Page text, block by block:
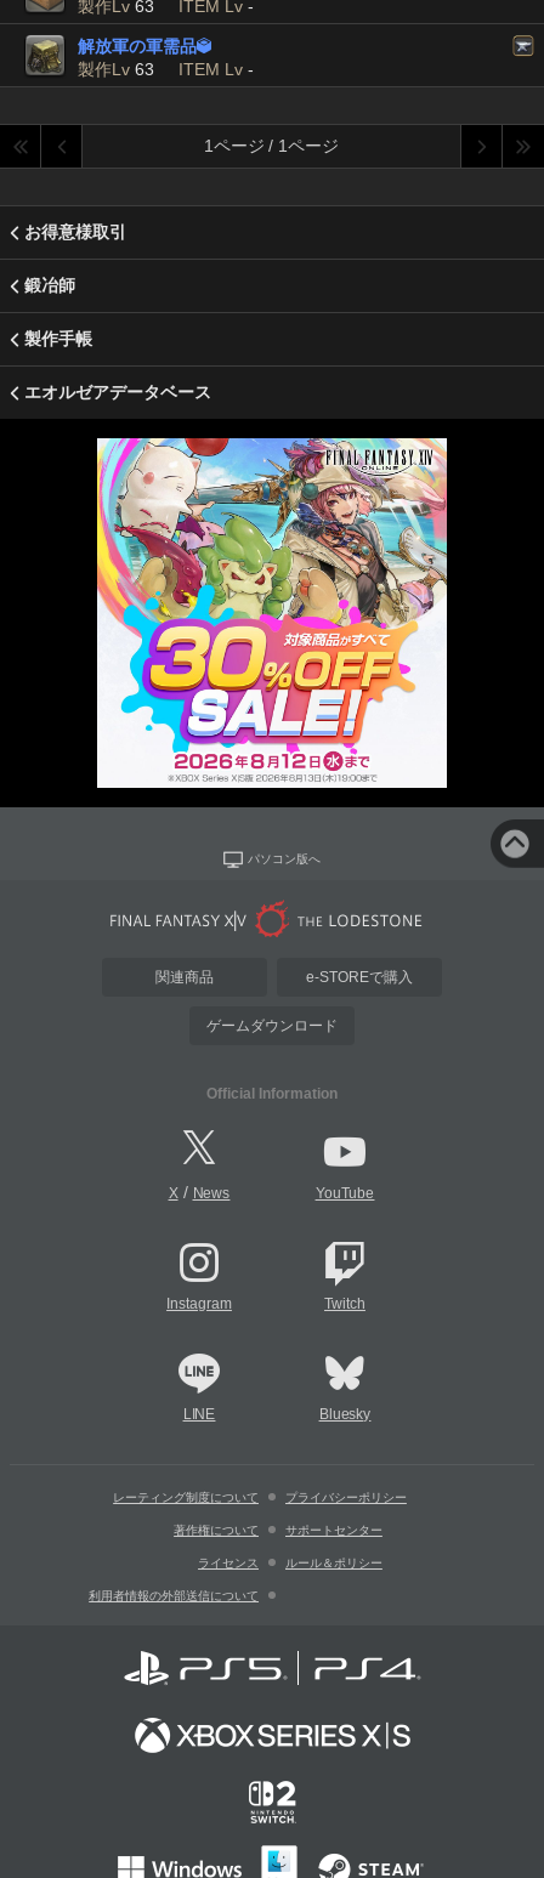
製作Lv 63 ITEM Lv -
解放軍の軍需品
製作Lv 63 ITEM Lv -
1ページ / 1ページ
お得意様取引
鍛冶師
製作手帳
エオルゼアデータベース
パソコン版へ
関連商品 e-STOREで購入
ゲームダウンロード
Official Information
X/ News YouTube
Instagram Twitch
LINE Bluesky
レーティング制度について プライバシーポリシー
著作権について サポートセンター
ライセンス ルール＆ポリシー
利用者情報の外部送信について